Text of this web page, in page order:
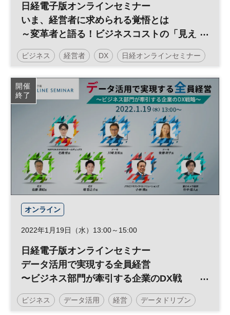
日経電子版オンラインセミナー
いま、経営者に求められる覚悟とは
～変革者と語る！ビジネスコストの「見え
る化」がもたらした業務変革／DX～
ビジネス 経営者 DX 日経オンラインセミナー
開催
終了
オンライン
2022年1月19日（水）13:00～15:00
日経電子版オンラインセミナー
データ活用で実現する全員経営
〜ビジネス部門が牽引する企業のDX戦
略〜
ビジネス データ活用 経営 データドリブン